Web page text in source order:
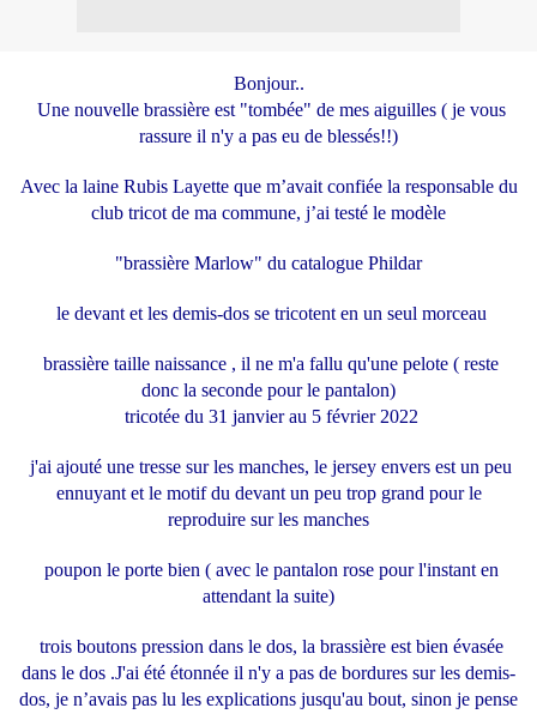
Bonjour..
Une nouvelle brassière est "tombée" de mes aiguilles ( je vous
rassure il n'y a pas eu de blessés!!)
Avec la laine Rubis Layette que m’avait confiée la responsable du
club tricot de ma commune, j’ai testé le modèle
"brassière Marlow" du catalogue Phildar
le devant et les demis-dos se tricotent en un seul morceau
brassière taille naissance , il ne m'a fallu qu'une pelote ( reste
donc la seconde pour le pantalon)
tricotée du 31 janvier au 5 février 2022
j'ai ajouté une tresse sur les manches, le jersey envers est un peu
ennuyant et le motif du devant un peu trop grand pour le
reproduire sur les manches
poupon le porte bien ( avec le pantalon rose pour l'instant en
attendant la suite)
trois boutons pression dans le dos, la brassière est bien évasée
dans le dos .J'ai été étonnée il n'y a pas de bordures sur les demis-
dos, je n’avais pas lu les explications jusqu'au bout, sinon je pense